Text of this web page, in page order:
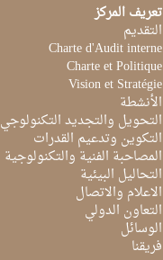
تعريف المركز
التقديم
Charte d'Audit interne
Charte et Politique
Vision et Stratégie
الأنشطة
التحويل والتجديد التكنولوجي
التكوين وتدعيم القدرات
المصاحبة الفنية والتكنولوجية
التحاليل البيئية
الاعلام والاتصال
التعاون الدولي
الوسائل
فريقنا